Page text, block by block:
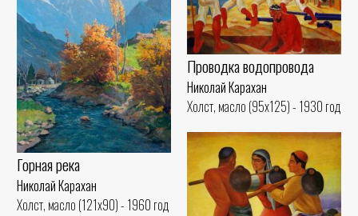
Горная река
Николай Карахан
Холст, масло (121x90) - 1960 год
Проводка водопровода
Николай Карахан
Холст, масло (95x125) - 1930 год